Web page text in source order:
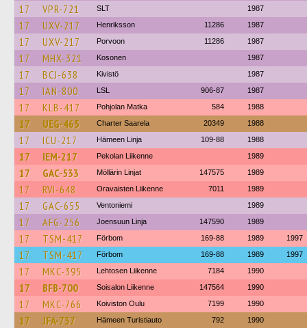
17 VPR-721 SLT 1987
17 UXV-217 Henriksson 11286 1987
17 UXV-217 Porvoon 11286 1987
17 MHX-321 Kosonen 1987
17 BCJ-638 Kivistö 1987
17 IAN-800 LSL 906-87 1987
17 KLB-417 Pohjolan Matka 584 1988
17 UEG-465 Charter Saarela 20349 1988
17 ICU-217 Hämeen Linja 109-88 1988
17 IEM-217 Pekolan Liikenne 1989
17 GAC-533 Möllärin Linjat 147575 1989
17 RVI-648 Oravaisten Liikenne 7011 1989
17 GAC-655 Ventoniemi 1989
17 AFG-256 Joensuun Linja 147590 1989
17 TSM-417 Förbom 169-88 1989 1997
17 TSM-417 Förbom 169-88 1989 1997
17 MKC-395 Lehtosen Liikenne 7184 1990
17 BFB-700 Soisalon Liikenne 147564 1990
17 MKC-766 Koiviston Oulu 7199 1990
17 JFA-737 Hämeen Turistiauto 792 1990